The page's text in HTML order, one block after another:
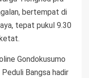
bertempat di
tepat pukul 9.30
Gondokusumo
Bangsa hadir